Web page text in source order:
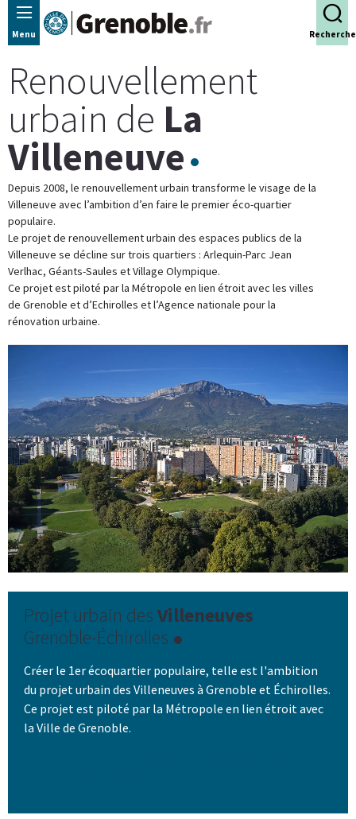
Panneau de gestion des cookies
Menu Recherche
Renouvellement
urbain de La
Villeneuve
Depuis 2008, le renouvellement urbain transforme le visage de la
Villeneuve avec l’ambition d’en faire le premier éco-quartier
populaire.
Le projet de renouvellement urbain des espaces publics de la
Villeneuve se décline sur trois quartiers : Arlequin-Parc Jean
Verlhac, Géants-Saules et Village Olympique.
Ce projet est piloté par la Métropole en lien étroit avec les villes
de Grenoble et d’Echirolles et l’Agence nationale pour la
rénovation urbaine.
Projet urbain desVilleneuves
Grenoble-Échirolles
Créer le 1er écoquartier populaire, telle est l'ambition
du projet urbain des Villeneuves à Grenoble et Échirolles.
Ce projet est piloté par la Métropole en lien étroit avec
la Ville de Grenoble.